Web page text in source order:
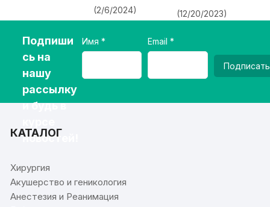
(2/6/2024) (12/20/2023)
Подпиши
сь на
нашу
рассылку
и будь в
новостей!
Имя Email
КАТАЛОГ
Хирургия
Акушерство и геникология
Анестезия и Реанимация